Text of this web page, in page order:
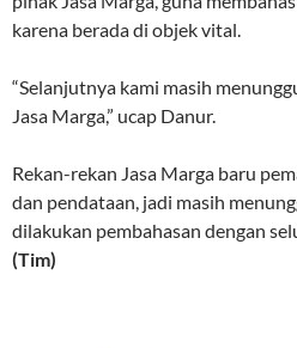
karena berada di objek vital.
“Selanjutnya kami masih
Jasa Marga,” ucap Danur.
Rekan-rekan Jasa Marga baru
dan pendataan, jadi masih
dilakukan pembahasan dengan
(Tim)